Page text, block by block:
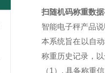
扫随机码称重数
智能电子秤产品说
本系统旨在以自
称重历史记录，
（1）. 具备称重